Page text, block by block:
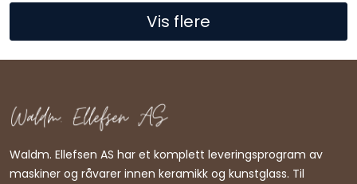
Vis flere
Waldm. Ellefsen AS har et komplett leveringsprogram av
maskiner og råvarer innen keramikk og kunstglass. Til